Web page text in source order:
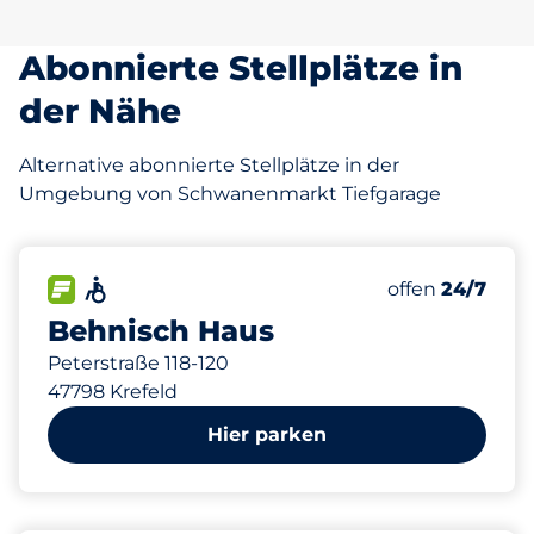
Abonnierte Stellplätze in
der Nähe
Alternative abonnierte Stellplätze in der
Umgebung von Schwanenmarkt Tiefgarage
Behnisch Haus
Peterstraße 118-120
47798 Krefeld
FLOW verfügbar&nbsp Anzahl der
offen 24/7
Hier parken